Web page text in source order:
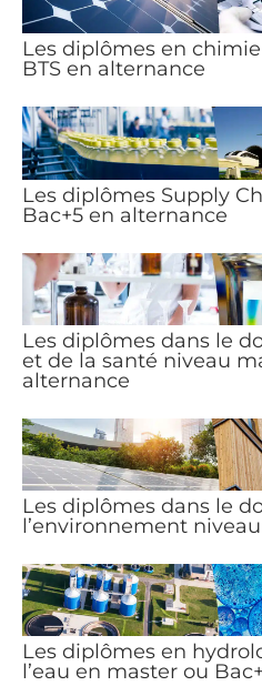
Les diplômes en
BTS en alternance
Les diplômes Supply
Bac+5 en alternance
Les diplômes dans le
et de la santé niveau
alternance
Les diplômes dans le
l’environnement
Les diplômes en
l’eau en master ou